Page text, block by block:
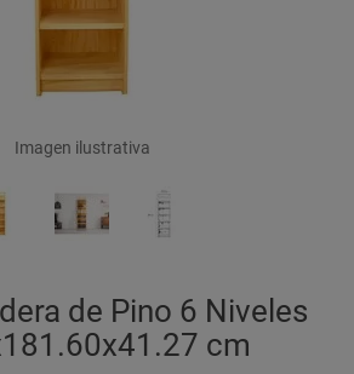
Imagen ilustrativa
de Pino 6 Niveles
cm